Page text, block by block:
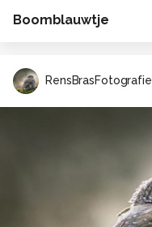
Boomblauwtje
RensBrasFotografie